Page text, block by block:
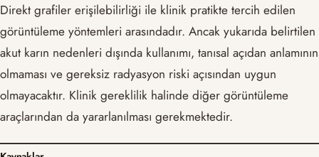
Direkt grafiler erişilebilirliği ile klinik pratikte tercih edilen
görüntüleme yöntemleri arasındadır. Ancak yukarıda belirtilen
akut karın nedenleri dışında kullanımı, tanısal açıdan anlamının
olmaması ve gereksiz radyasyon riski açısından uygun
olmayacaktır. Klinik gereklilik halinde diğer görüntüleme
araçlarından da yararlanılması gerekmektedir.